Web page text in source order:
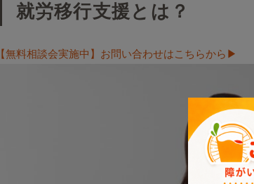
就労移行支援とは？
【無料相談会実施中】お問い合わせはこちらから▶